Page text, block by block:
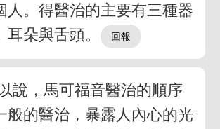
人。得醫治的主要有三種器
朵與舌頭。
說，馬可福音醫治的順序
般的醫治，暴露人內心的光